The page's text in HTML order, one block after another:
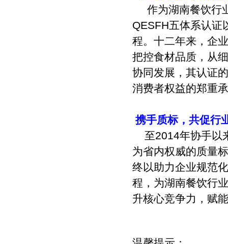
作为湖南餐饮行
QESFH五体系认证
程。十二年来，企
把控食材品质，从
协同发展，其认证
消费者权益的郑重
携手质标，共促行
至2014年协手以
为省内权威的质量
终以助力企业规范
程，为湖南餐饮行
升核心竞争力，赋